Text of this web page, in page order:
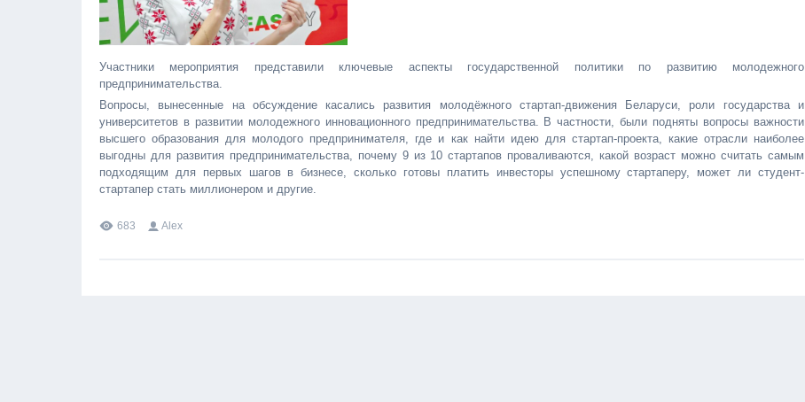
Участники мероприятия представили ключевые аспекты государственной политики по развитию молодежного
предпринимательства.
Вопросы, вынесенные на обсуждение касались развития молодёжного стартап-движения Беларуси, роли государства и
университетов в развитии молодежного инновационного предпринимательства. В частности, были подняты вопросы важности
высшего образования для молодого предпринимателя, где и как найти идею для стартап-проекта, какие отрасли наиболее
выгодны для развития предпринимательства, почему 9 из 10 стартапов проваливаются, какой возраст можно считать самым
подходящим для первых шагов в бизнесе, сколько готовы платить инвесторы успешному стартаперу, может ли студент-
стартапер стать миллионером и другие.
683 Alex